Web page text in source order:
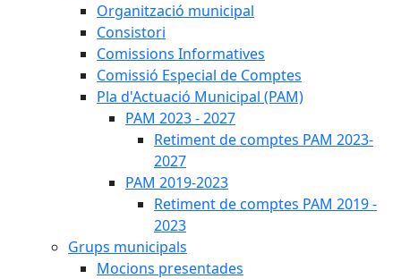
Organització municipal
Consistori
Comissions Informatives
Comissió Especial de Comptes
Pla d'Actuació Municipal (PAM)
PAM 2023 - 2027
Retiment de comptes PAM 2023-
2027
PAM 2019-2023
Retiment de comptes PAM 2019 -
2023
Grups municipals
Mocions presentades